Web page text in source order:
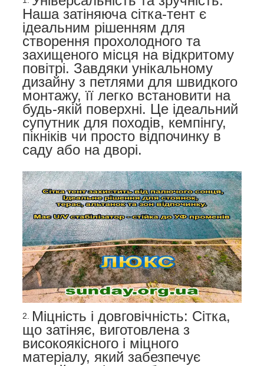
Наша затіняюча сітка-тент є
ідеальним рішенням для
створення прохолодного та
захищеного місця на відкритому
повітрі. Завдяки унікальному
дизайну з петлями для швидкого
монтажу, її легко встановити на
будь-якій поверхні. Це ідеальний
супутник для походів, кемпінгу,
пікніків чи просто відпочинку в
саду або на дворі.
Міцність і довговічність: Сітка,
що затіняє, виготовлена з
високоякісного і міцного
матеріалу, який забезпечує